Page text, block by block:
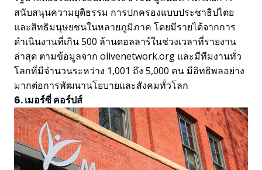
สนับสนุนความยุติธรรม การปกครองแบบประชาธิปไตย
และสิทธิมนุษยชนในหลายภูมิภาค โดยมีรายได้จากการ
ดำเนินงานที่เกิน 500 ล้านดอลลาร์ในช่วงเวลาที่รายงาน
ล่าสุด ตามข้อมูลจาก olivenetwork.org และมีทีมงานทั่ว
โลกที่มีจำนวนระหว่าง 1,001 ถึง 5,000 คน มีอิทธิพลอย่าง
มากต่อการพัฒนานโยบายและสังคมทั่วโลก
6. เมอร์ซี่ คอร์ปส์